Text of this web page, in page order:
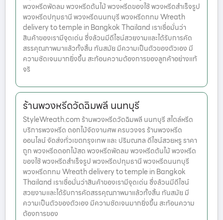
พวงหรีดพัดลม พวงหรีดต้นไม้ พวงหรีดของใช้ พวงหรีดสำเร็จรูป
พวงหรีดปทุมธานี พวงหรีดนนทบุรี พวงหรีดกทม Wreath
delivery to temple in Bangkok Thailand เราเชื่อมั่นว่า
สินค้าของเรามีจุดเด่น ซึ่งล้วนมีดีไซน์สวยงามและได้รับการคัด
สรรคุณภาพมาแล้วทั้งสิ้น ทันสมัย มีความเป็นตัวของตัวเอง มี
ความชัดเจนมากยิ่งขึ้น สะท้อนความต้องการของลูกค้าอย่างแท้
จริ
ร้านพวงหรีดวัดฉิมพลี นนทบุรี
StyleWreath.com ร้านพวงหรีดวัดฉิมพลี นนทบุรี สไตล์หรีด
บริการพวงหรีด ดอกไม้จัดงานศพ ครบวงจร ร้านพวงหรีด
ออนไลน์ จัดส่งทั่วเขตกรุงเทพ และ ปริมณฑล ดีไซน์สวยหรู ราคา
ถูก พวงหรีดดอกไม้สด พวงหรีดพัดลม พวงหรีดต้นไม้ พวงหรีด
ของใช้ พวงหรีดสำเร็จรูป พวงหรีดปทุมธานี พวงหรีดนนทบุรี
พวงหรีดกทม Wreath delivery to temple in Bangkok
Thailand เราเชื่อมั่นว่าสินค้าของเรามีจุดเด่น ซึ่งล้วนมีดีไซน์
สวยงามและได้รับการคัดสรรคุณภาพมาแล้วทั้งสิ้น ทันสมัย มี
ความเป็นตัวของตัวเอง มีความชัดเจนมากยิ่งขึ้น สะท้อนความ
ต้องการของ